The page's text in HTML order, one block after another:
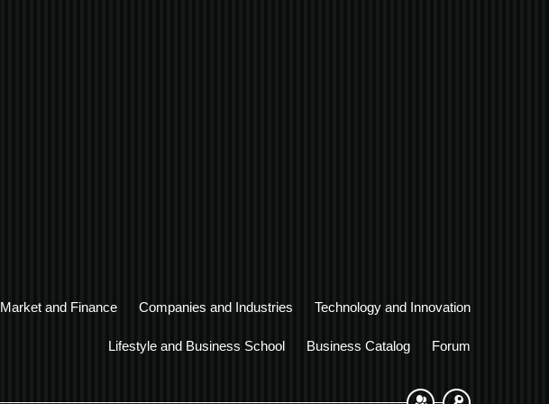
Market and Finance Companies and Industries Technology and Innovation
Lifestyle and Business School Business Catalog Forum
Sign Up